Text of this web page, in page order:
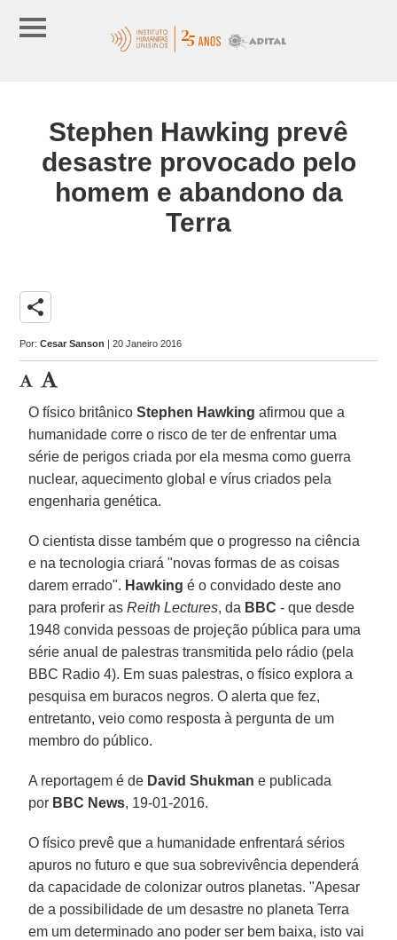
Stephen Hawking prevê
desastre provocado pelo
homem e abandono da
Terra
share
Por:Cesar Sanson | 20 Janeiro 2016
O físico britânicoStephen Hawking afirmou que a
humanidade corre o risco de ter de enfrentar uma
série de perigos criada por ela mesma como guerra
nuclear, aquecimento global e vírus criados pela
engenharia genética.
O cientista disse também que o progresso na ciência
e na tecnologia criará "novas formas de as coisas
darem errado". Hawking é o convidado deste ano
para proferir asReith Lectures, da BBC - que desde
1948 convida pessoas de projeção pública para uma
série anual de palestras transmitida pelo rádio (pela
BBC Radio 4). Em suas palestras, o físico explora a
pesquisa em buracos negros. O alerta que fez,
entretanto, veio como resposta à pergunta de um
membro do público.
A reportagem é de David Shukman e publicada
por BBC News, 19-01-2016.
O físico prevê que a humanidade enfrentará sérios
apuros no futuro e que sua sobrevivência dependerá
da capacidade de colonizar outros planetas. "Apesar
de a possibilidade de um desastre no planeta Terra
em um determinado ano poder ser bem baixa, isto vai